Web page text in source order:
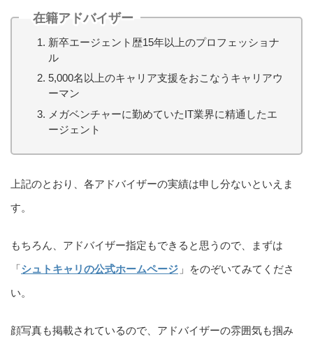
在籍アドバイザー
新卒エージェント歴15年以上のプロフェッショナ
ル
5,000名以上のキャリア支援をおこなうキャリアウ
ーマン
メガベンチャーに勤めていたIT業界に精通したエ
ージェント
上記のとおり、各アドバイザーの実績は申し分ないといえま
す。
もちろん、アドバイザー指定もできると思うので、まずは
「シュトキャリの公式ホームページ 」をのぞいてみてくださ
い。
顔写真も掲載されているので、アドバイザーの雰囲気も掴み